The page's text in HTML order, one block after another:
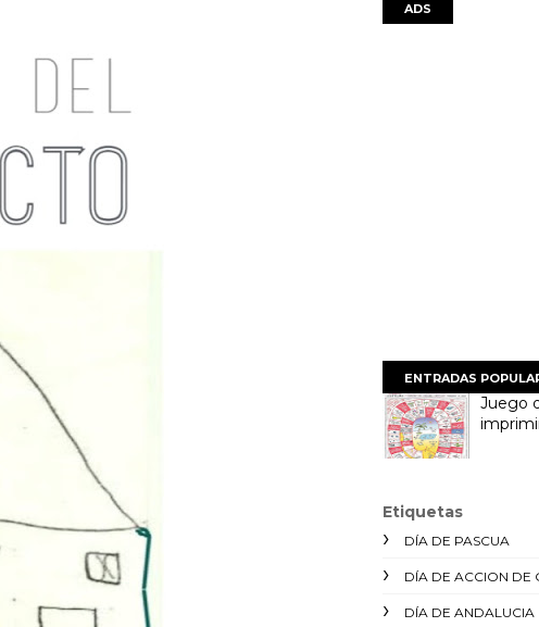
ADS
ENTRADAS
Juego
Etiquetas
DÍA DE PASCUA
DÍA DE ACCION DE
DÍA DE ANDALUCIA